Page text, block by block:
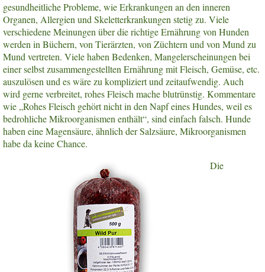
gesundheitliche Probleme, wie Erkrankungen an den inneren
Organen, Allergien und Skeletterkrankungen stetig zu. Viele
verschiedene Meinungen über die richtige Ernährung von Hunden
werden in Büchern, von Tierärzten, von Züchtern und von Mund zu
Mund vertreten. Viele haben Bedenken, Mangelerscheinungen bei
einer selbst zusammengestellten Ernährung mit Fleisch, Gemüse, etc.
auszulösen und es wäre zu kompliziert und zeitaufwendig. Auch
wird gerne verbreitet, rohes Fleisch mache blutrünstig. Kommentare
wie „Rohes Fleisch gehört nicht in den Napf eines Hundes, weil es
bedrohliche Mikroorganismen enthält“, sind einfach falsch. Hunde
haben eine Magensäure, ähnlich der Salzsäure, Mikroorganismen
habe da keine Chance.
Die